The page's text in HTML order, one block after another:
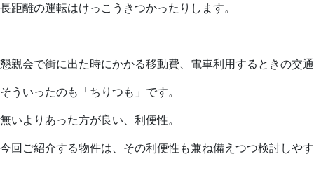
長距離の運転はけっこうきつかったりします。
懇親会で街に出た時にかかる移動費、電車利用するときの交通
そういったのも「ちりつも」です。
無いよりあった方が良い、利便性。
今回ご紹介する物件は、その利便性も兼ね備えつつ検討しや